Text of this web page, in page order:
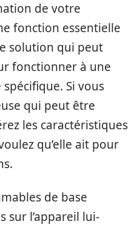
de votre
fonction essentielle
solution qui peut
fonctionner à une
Si vous
qui peut être
les caractéristiques
qu’elle ait pour
de base
sur l’appareil lui-